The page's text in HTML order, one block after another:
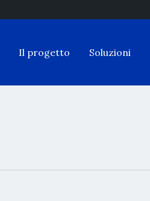
Il progetto Soluzioni